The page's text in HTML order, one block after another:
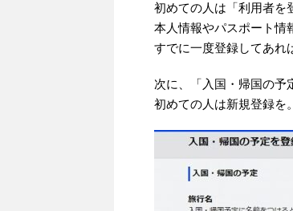
初めての人は「利用者を
本人情報やパスポート情
すでに一度登録してあれ
次に、「入国・帰国の予
初めての人は新規登録を